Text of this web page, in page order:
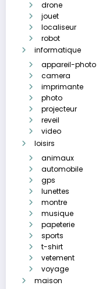
drone
jouet
localiseur
robot
informatique
appareil-photo
camera
imprimante
photo
projecteur
reveil
video
loisirs
animaux
automobile
gps
lunettes
montre
musique
papeterie
sports
t-shirt
vetement
voyage
maison